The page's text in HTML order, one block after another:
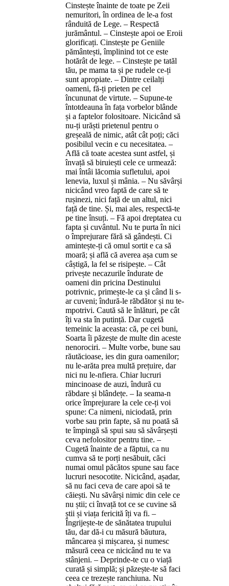
Cinstește înainte de toate pe Zeii
nemuritori, în ordinea de le-a fost
rânduită de Lege. – Respectă
jurământul. – Cinstește apoi oe Eroii
glorificați. Cinstește pe Geniile
pământești, împlinind tot ce este
hotărât de lege. – Cinstește pe tatăl
tău, pe mama ta și pe rudele ce-ți
sunt apropiate. – Dintre ceilalți
oameni, fă-ți prieten pe cel
încununat de virtute. – Supune-te
întotdeauna în fața vorbelor blânde
și a faptelor folositoare. Nicicând să
nu-ți urăști prietenul pentru o
greșeală de nimic, atât cât poți; căci
posibilul vecin e cu necesitatea. –
Află că toate acestea sunt astfel, și
învață să biruiești cele ce urmează:
mai întâi lăcomia sufletului, apoi
lenevia, luxul și mânia. – Nu săvârși
nicicând vreo faptă de care să te
rușinezi, nici față de un altul, nici
față de tine. Și, mai ales, respectă-te
pe tine însuți. – Fă apoi dreptatea cu
fapta și cuvântul. Nu te purta în nici
o împrejurare fără să gândești. Ci
amintește-ți că omul sortit e ca să
moară; și află că averea așa cum se
câștigă, la fel se risipește. – Cât
privește necazurile îndurate de
oameni din pricina Destinului
potrivnic, primește-le ca și când li s-
ar cuveni; îndură-le răbdător și nu te-
mpotrivi. Caută să le înlături, pe cât
îți va sta în putință. Dar cugetă
temeinic la aceasta: că, pe cei buni,
Soarta îi păzește de multe din aceste
nenorociri. – Multe vorbe, bune sau
răutăcioase, ies din gura oamenilor;
nu le-arăta prea multă prețuire, dar
nici nu le-nfiera. Chiar lucruri
mincinoase de auzi, îndură cu
răbdare și blândețe. – Ia seama-n
orice împrejurare la cele ce-ți voi
spune: Ca nimeni, niciodată, prin
vorbe sau prin fapte, să nu poată să
te împingă să spui sau să săvârșești
ceva nefolositor pentru tine. –
Cugetă înainte de a făptui, ca nu
cumva să te porți nesăbuit, căci
numai omul păcătos spune sau face
lucruri nesocotite. Nicicând, așadar,
să nu faci ceva de care apoi să te
căiești. Nu săvârși nimic din cele ce
nu știi; ci învață tot ce se cuvine să
știi și viața fericită îți va fi. –
Îngrijește-te de sănătatea trupului
tău, dar dă-i cu măsură băutura,
mâncarea și mișcarea, și numesc
măsură ceea ce nicicând nu te va
stânjeni. – Deprinde-te cu o viață
curată și simplă; și păzește-te să faci
ceea ce trezește ranchiuna. Nu